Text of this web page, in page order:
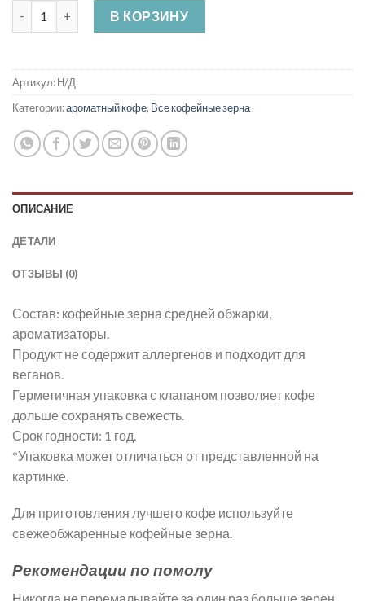
Количество товара Кофе со вкусом ириски
В КОРЗИНУ
Артикул:Н/Д
Категории:ароматный кофе, Все кофейные зерна
ОПИСАНИЕ
ДЕТАЛИ
ОТЗЫВЫ (0)
Состав: кофейные зерна средней обжарки,
ароматизаторы.
Продукт не содержит аллергенов и подходит для
веганов.
Герметичная упаковка с клапаном позволяет кофе
дольше сохранять свежесть.
Срок годности: 1 год.
*Упаковка может отличаться от представленной на
картинке.
Для приготовления лучшего кофе используйте
свежеобжаренные кофейные зерна.
Рекомендации по помолу